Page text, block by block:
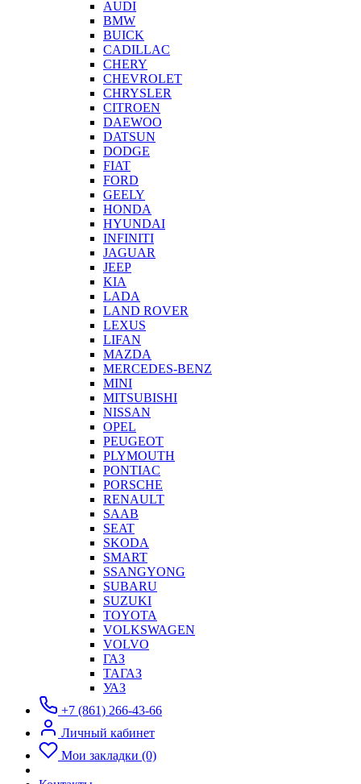
AUDI
BMW
BUICK
CADILLAC
CHERY
CHEVROLET
CHRYSLER
CITROEN
DAEWOO
DATSUN
DODGE
FIAT
FORD
GEELY
HONDA
HYUNDAI
INFINITI
JAGUAR
JEEP
KIA
LADA
LAND ROVER
LEXUS
LIFAN
MAZDA
MERCEDES-BENZ
MINI
MITSUBISHI
NISSAN
OPEL
PEUGEOT
PLYMOUTH
PONTIAC
PORSCHE
RENAULT
SAAB
SEAT
SKODA
SMART
SSANGYONG
SUBARU
SUZUKI
TOYOTA
VOLKSWAGEN
VOLVO
ГАЗ
ТАГАЗ
УАЗ
+7 (861) 266-43-66
Личный кабинет
Мои закладки (0)